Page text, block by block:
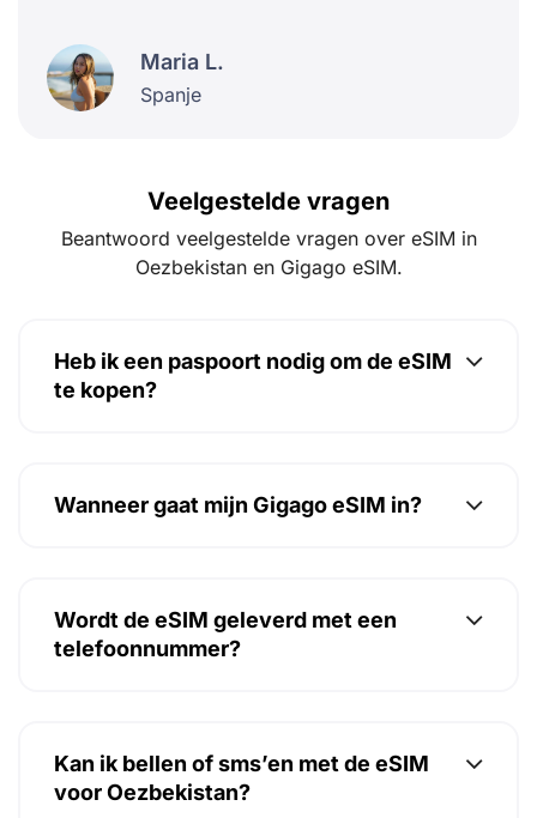
Maria L.
Spanje
Veelgestelde vragen
Beantwoord veelgestelde vragen over eSIM in
Oezbekistan en Gigago eSIM.
Heb ik een paspoort nodig om de eSIM
te kopen?
Wanneer gaat mijn Gigago eSIM in?
Wordt de eSIM geleverd met een
telefoonnummer?
Kan ik bellen of sms’en met de eSIM
voor Oezbekistan?